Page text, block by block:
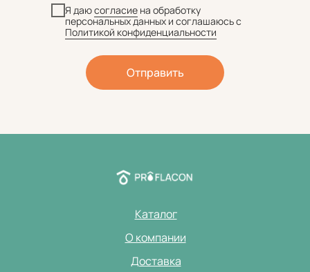
Я даюсогласие на обработку
персональных данных и соглашаюсь c
Политикой конфиденциальности
Отправить
О компании
Каталог
Доставка